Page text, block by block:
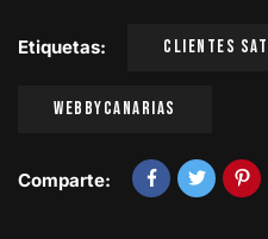
Etiquetas: Clientes
Webbycanarias
Comparte: